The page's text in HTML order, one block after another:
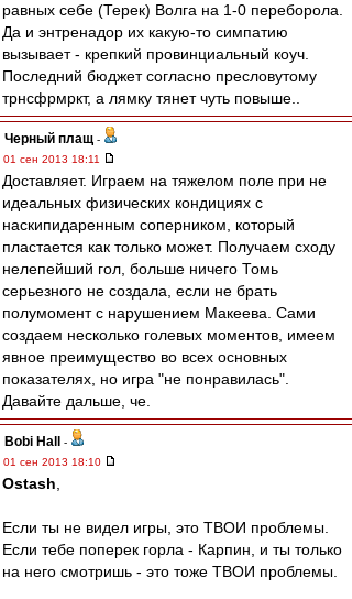
равных себе (Терек) Волга на 1-0 переборола.
Да и энтренадор их какую-то симпатию
вызывает - крепкий провинциальный коуч.
Последний бюджет согласно пресловутому
трнсфрмркт, а лямку тянет чуть повыше..
Черный плащ -
01 сен 2013 18:11
Доставляет. Играем на тяжелом поле при не
идеальных физических кондициях с
наскипидаренным соперником, который
пластается как только может. Получаем сходу
нелепейший гол, больше ничего Томь
серьезного не создала, если не брать
полумомент с нарушением Макеева. Сами
создаем несколько голевых моментов, имеем
явное преимущество во всех основных
показателях, но игра "не понравилась".
Давайте дальше, че.
Bobi Hall
-
01 сен 2013 18:10
Ostash
Если ты не видел игры, это ТВОИ проблемы.
Если тебе поперек горла - Карпин, и ты только
на него смотришь - это тоже ТВОИ проблемы.